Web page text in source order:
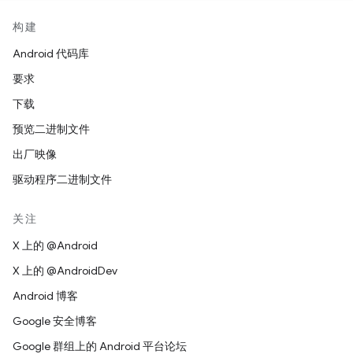
构建
Android 代码库
要求
下载
预览二进制文件
出厂映像
驱动程序二进制文件
关注
X 上的 @Android
X 上的 @AndroidDev
Android 博客
Google 安全博客
Google 群组上的 Android 平台论坛